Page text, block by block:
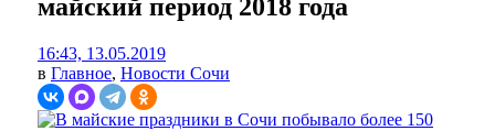
майский период 2018 года
16:43, 13.05.2019
в Главное, Новости Сочи